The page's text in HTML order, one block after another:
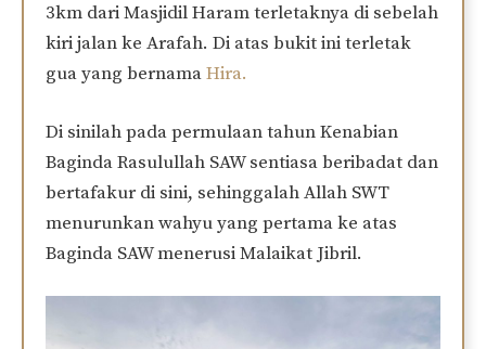
3km dari Masjidil Haram terletaknya di sebelah
kiri jalan ke Arafah. Di atas bukit ini terletak
gua yang bernamaHira.
Di sinilah pada permulaan tahun Kenabian
Baginda Rasulullah SAW sentiasa beribadat dan
bertafakur di sini, sehinggalah Allah SWT
menurunkan wahyu yang pertama ke atas
Baginda SAW menerusi Malaikat Jibril.